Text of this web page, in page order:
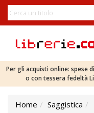
Per gli acquisti online: spese
o con tessera fedeltà
Home Saggistica